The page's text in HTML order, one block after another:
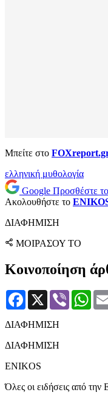
Μπείτε στο
ελληνική μυθολογία
Google Προσθέστε
Ακολουθήστε το
ΔΙΑΦΗΜΙΣΗ
ΜΟΙΡΑΣΟΥ ΤΟ
Κοινοποίηση
Facebook
X Viber
ΔΙΑΦΗΜΙΣΗ
ΔΙΑΦΗΜΙΣΗ
ENIKOS
Όλες οι ειδήσεις από